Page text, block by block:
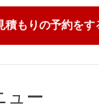
積もりの予約をす
ュー